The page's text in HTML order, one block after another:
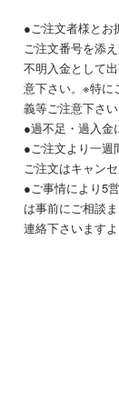
●ご注文者様とお
ご注文番号を添
不明入金として
意下さい。※特に
義等ご注意下さい
●過不足・過入金
●ご注文より一週
ご注文はキャン
●ご事情により5
は事前にご相談
連絡下さいます